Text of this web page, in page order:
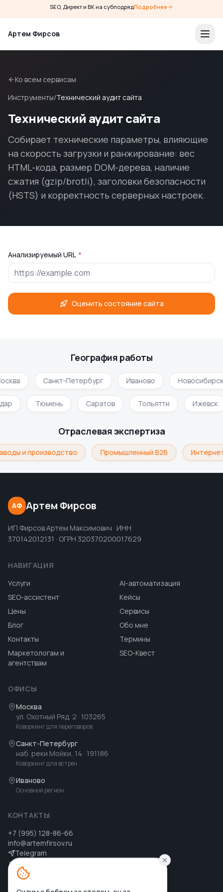
SEO, Директ и ВК на субподрядПодробнее
Артем Фирсов
Ко всем сервисам
Инструменты/Технический аудит сайта
Технический аудит сайта
Собирает технические параметры, влияющие
на скорость загрузки и ранжирование: вес
HTML-кода, размер DOM-дерева, наличие
сжатия (gzip/brotli), заголовки безопасности
(HSTS) и корректность серверных настроек.
Анализируемый URL *
Оценить состояние сайта
География работы
Санкт-Петербург Иваново Новосибирск
Тюмень Саратов Тольятти Ижевск
Отраслевая экспертиза
и производство Промышленный B2B
АФ Артем Фирсов
ИП Фирсов Артем Максимович · ИНН
370142012131 · ОГРН 320370200017629
НАВИГАЦИЯ
Услуги
AI-автоматизация
SEO-ассистент
Кейсы
Цены
Сервисы
Блог
Обо мне
Контакты
Термины
Маркетологам и
агентствам
SEO-Квест
ОФИСЫ
Москва
ул. Охотный Ряд, 2 · 103265
Коворкинг для переговоров
Санкт-Петербург
наб. реки Мойки, 14 · 191186
Коворкинг для встреч
Иваново
Основной регион
КОНТАКТЫ
+7 (995) 128-86-66
info@artemfirsov.ru
Telegram
MAX MAX